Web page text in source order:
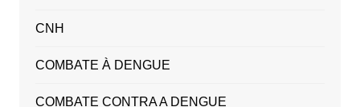
CNH
COMBATE À DENGUE
COMBATE CONTRA A DENGUE